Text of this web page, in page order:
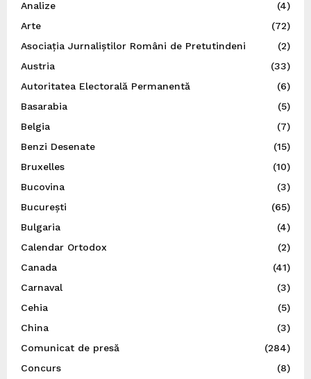
Analize
(4)
Arte
(72)
Asociația Jurnaliștilor Români de Pretutindeni
(2)
Austria
(33)
Autoritatea Electorală Permanentă
(6)
Basarabia
(5)
Belgia
(7)
Benzi Desenate
(15)
Bruxelles
(10)
Bucovina
(3)
București
(65)
Bulgaria
(4)
Calendar Ortodox
(2)
Canada
(41)
Carnaval
(3)
Cehia
(5)
China
(3)
Comunicat de presă
(284)
Concurs
(8)